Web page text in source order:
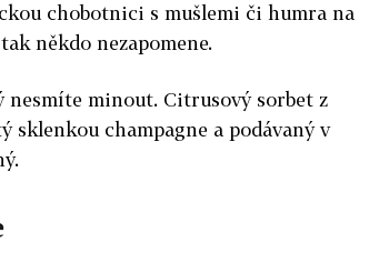
chobotnici s mušlemi či humra na
někdo nezapomene.
nesmíte minout. Citrusový sorbet z
sklenkou champagne a podávaný v